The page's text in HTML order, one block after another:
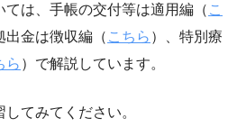
ては、手帳の交付等は適用編（ こ
出金は徴収編（ こちら ）、特別療
ら ）で解説しています。
てみてください。